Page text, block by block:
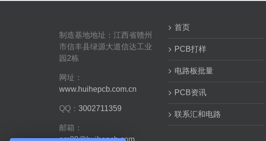
制造基地地址：江西省赣州
市信丰县绿源大道信达工业
园2栋
网址：
www.huihepcb.com.cn
QQ： 3002711359
邮箱：
em08@huihepcb.com
首页
PCB打样
电路板批量
PCB资讯
联系汇和电路